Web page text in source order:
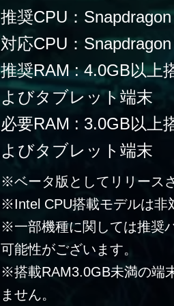
推奨CPU：
対応CPU：
推奨RAM : 4.0GB以上
よびタブレット端末
必要RAM : 3.0GB以上
よびタブレット端末
※ベータ版としてリリース
※Intel CPU搭載モデルは非
※一部機種に関しては推奨
可能性がございます。
※搭載RAM3.0GB未満の端
ません。